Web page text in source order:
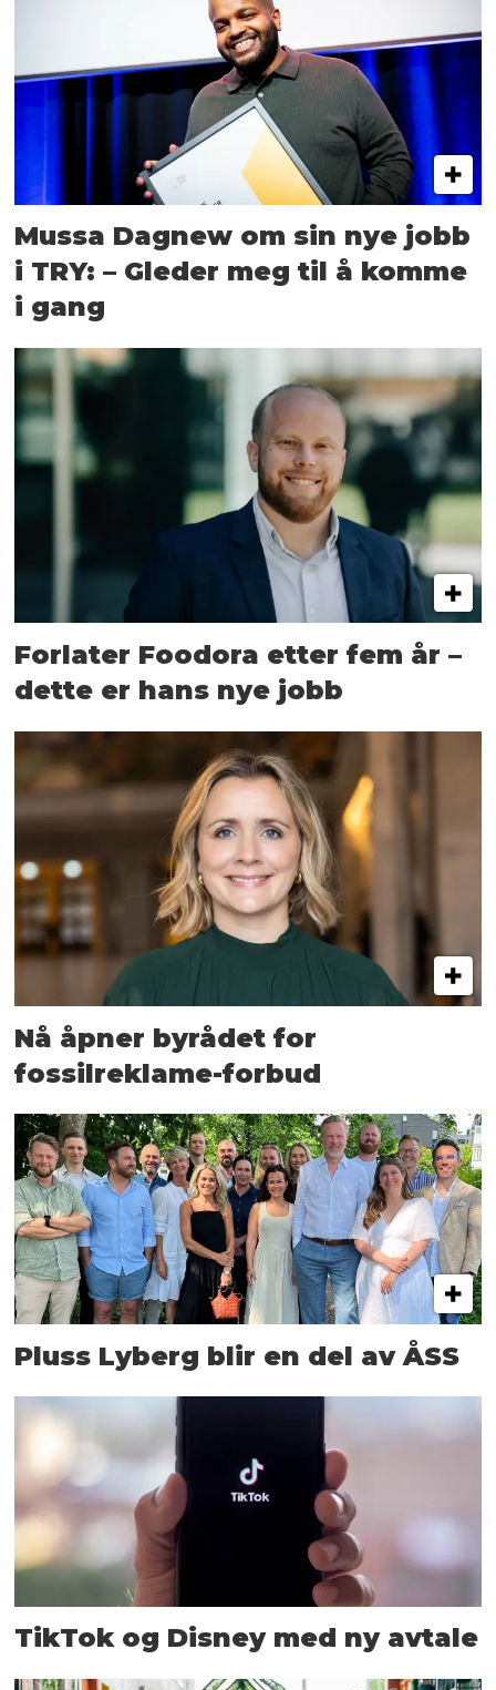
Mussa Dagnew om sin nye jobb
i TRY: – Gleder meg til å komme
i gang
Forlater Foodora etter fem år –
dette er hans nye jobb
Nå åpner byrådet for
fossilreklame-forbud
Pluss Lyberg blir en del av ÅSS
TikTok og Disney med ny avtale